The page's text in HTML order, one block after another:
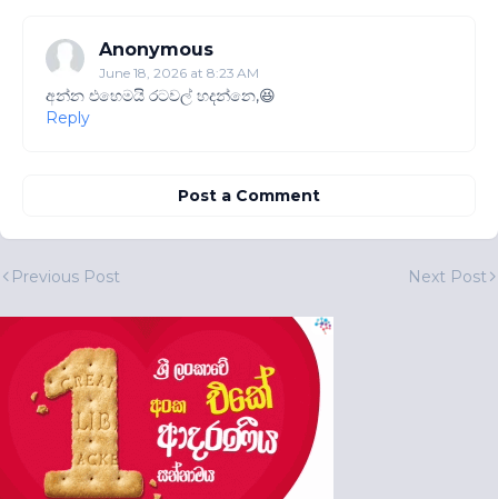
Anonymous
June 18, 2026 at 8:23 AM
අන්න එහෙමයි රටවල් හදන්නෙ,😆
Reply
Post a Comment
Previous Post Next Post